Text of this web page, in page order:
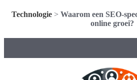
Technologie> Waarom een SEO-
online groei?